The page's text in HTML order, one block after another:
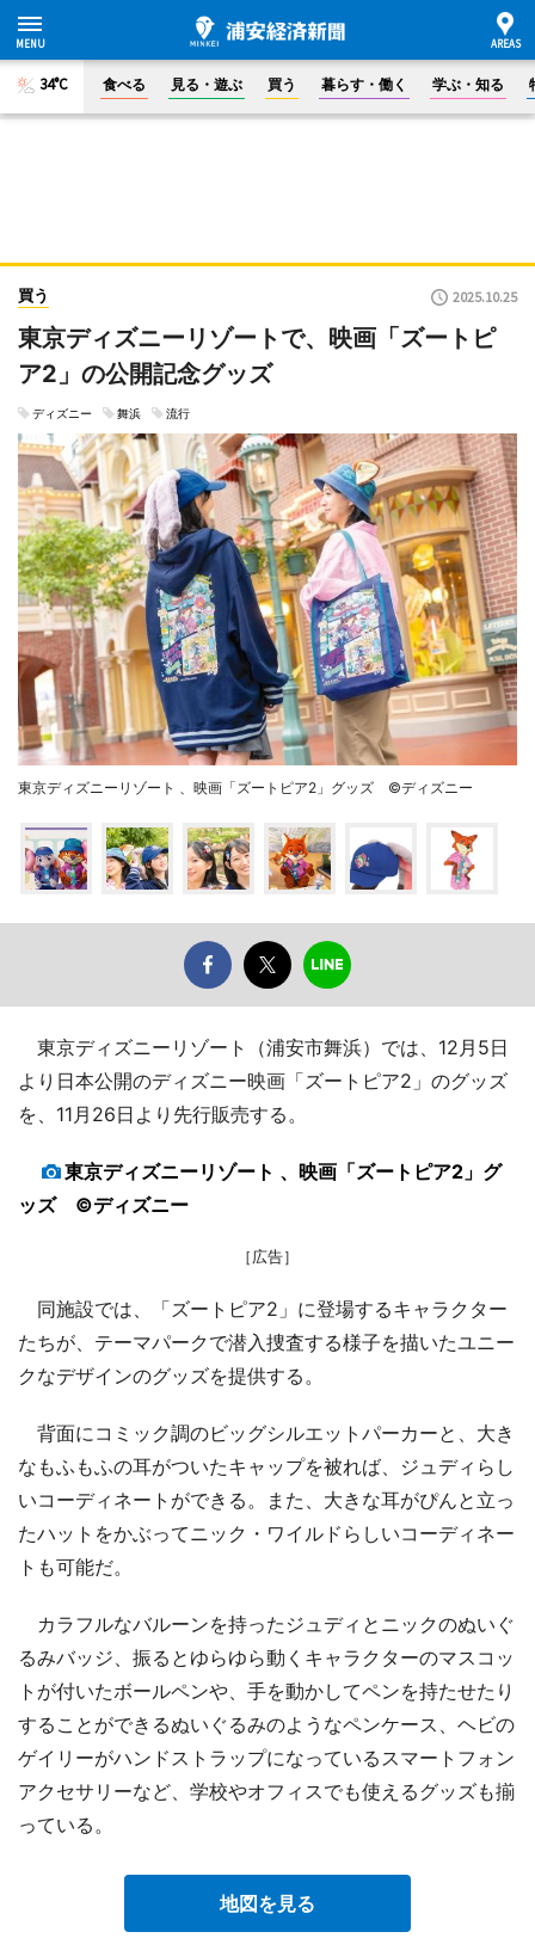
34°C 食べる 見る・遊ぶ 買う 暮らす・働く 学ぶ・知る
買う 2025.10.25
東京ディズニーリゾートで、映画「ズートピ
ア2」の公開記念グッズ
ディズニー 舞浜 流行
東京ディズニーリゾート 、映画「ズートピア2」グッズ ©ディズニー
東京ディズニーリゾート（浦安市舞浜）では、12月5日
より日本公開のディズニー映画「ズートピア2」のグッズ
を、11月26日より先行販売する。
東京ディズニーリゾート 、映画「ズートピア2」グ
ッズ ©ディズニー
［広告］
同施設では、「ズートピア2」に登場するキャラクター
たちが、テーマパークで潜入捜査する様子を描いたユニー
クなデザインのグッズを提供する。
背面にコミック調のビッグシルエットパーカーと、大き
なもふもふの耳がついたキャップを被れば、ジュディらし
いコーディネートができる。また、大きな耳がぴんと立っ
たハットをかぶってニック・ワイルドらしいコーディネー
トも可能だ。
カラフルなバルーンを持ったジュディとニックのぬいぐ
るみバッジ、振るとゆらゆら動くキャラクターのマスコッ
トが付いたボールペンや、手を動かしてペンを持たせたり
することができるぬいぐるみのようなペンケース、ヘビの
ゲイリーがハンドストラップになっているスマートフォン
アクセサリーなど、学校やオフィスでも使えるグッズも揃
っている。
地図を見る